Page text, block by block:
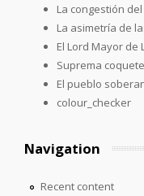
La congestión
La asimetría de
El Lord Mayor de
Suprema
El pueblo
colour_checker
Navigation
Recent content